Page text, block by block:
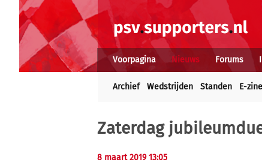
Voorpagina Nieuws Forums
Archief Wedstrijden Standen E-zine
Zaterdag
8 maart 2019 13:05